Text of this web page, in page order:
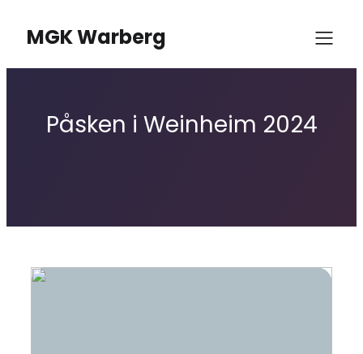
MGK Warberg
Påsken i Weinheim 2024